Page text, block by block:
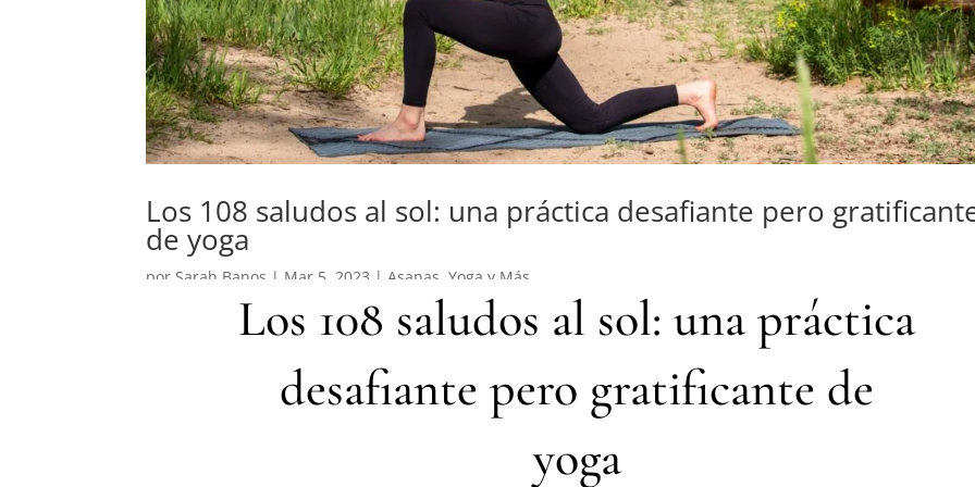
Los 108 saludos al sol: una práctica desafiante pero
de yoga
por Sarah Banos | Mar 5, 2023 | Asanas ,Yoga y Más
Los 108 saludos al sol: una práctica
desafiante pero gratificante de
yoga